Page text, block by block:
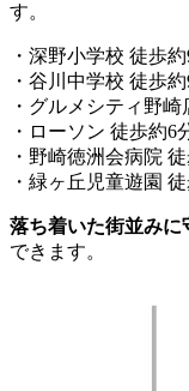
す。
・深野小学校 徒歩
・谷川中学校 徒歩
・グルメシティ野崎
・ローソン 徒歩約6
・野崎徳洲会病院
・緑ヶ丘児童遊園
落ち着いた街並みに
できます。